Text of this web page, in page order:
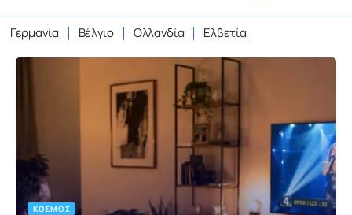
Γερμανία Βέλγιο Ολλανδία Ελβετία
ΚΌΣΜΟΣ